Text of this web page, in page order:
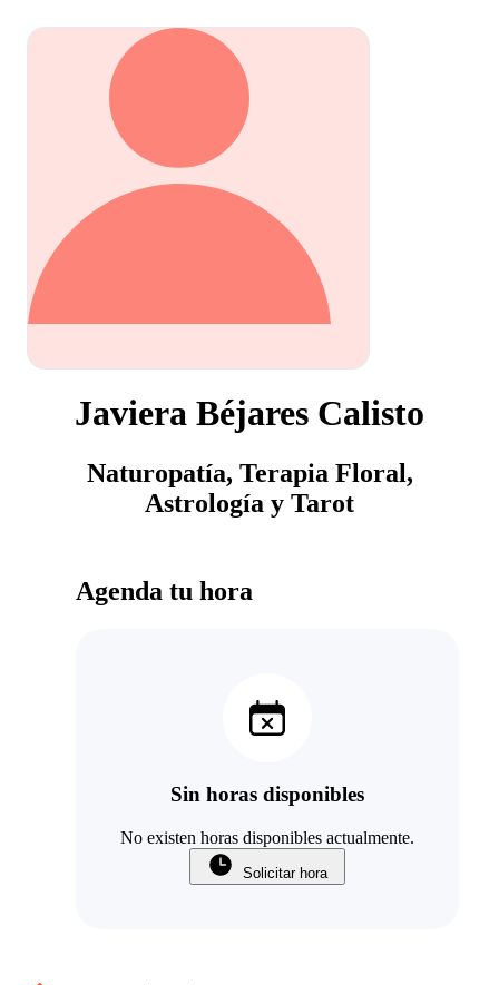
Javiera Béjares Calisto
Naturopatía, Terapia Floral,
Astrología y Tarot
Agenda tu hora
Sin horas disponibles
No existen horas disponibles actualmente.
Solicitar hora